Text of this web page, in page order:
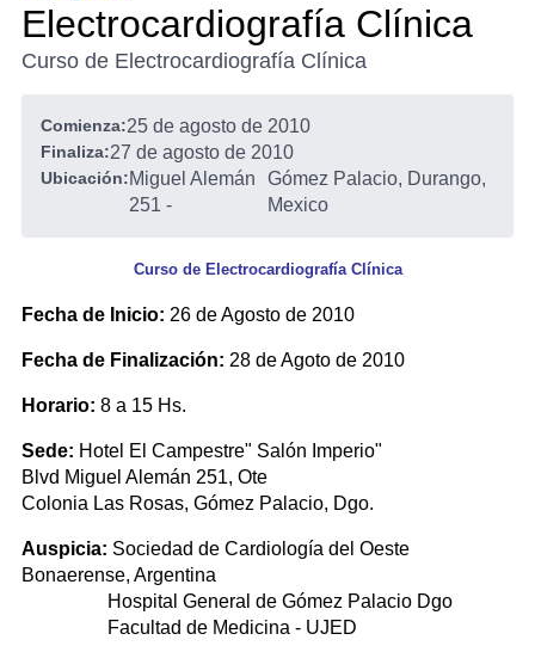
Electrocardiografía Clínica
Curso de Electrocardiografía Clínica
Comienza:25 de agosto de 2010
Finaliza:27 de agosto de 2010
Ubicación:Miguel Alemán
251 -
Gómez Palacio, Durango,
Mexico
Curso de Electrocardiografía Clínica
Fecha de Inicio: 26 de Agosto de 2010
Fecha de Finalización: 28 de Agoto de 2010
Horario: 8 a 15 Hs.
Sede: Hotel El Campestre" Salón Imperio"
Blvd Miguel Alemán 251, Ote
Colonia Las Rosas, Gómez Palacio, Dgo.
Auspicia: Sociedad de Cardiología del Oeste
Bonaerense, Argentina
Hospital General de Gómez Palacio Dgo
Facultad de Medicina - UJED